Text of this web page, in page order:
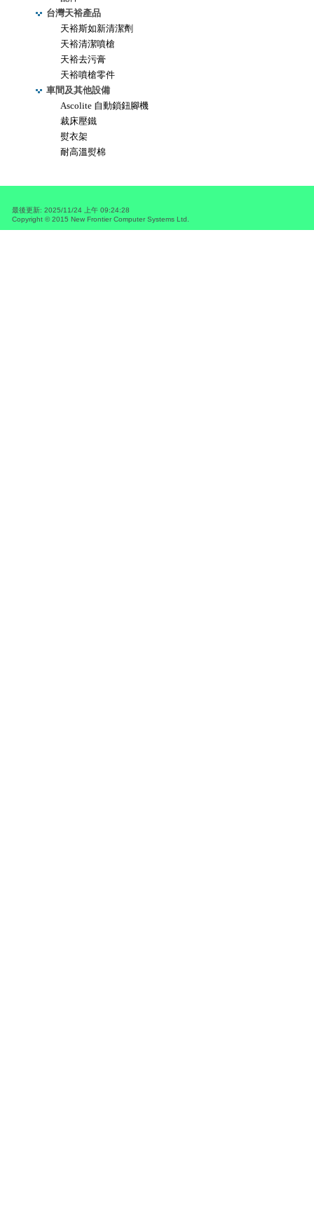
台灣天裕產品
天裕斯如新清潔劑
天裕清潔噴槍
天裕去污膏
天裕噴槍零件
車間及其他設備
Ascolite 自動鎖鈕腳機
裁床壓鐵
熨衣架
耐高溫熨棉
最後更新: 2025/11/24 上午 09:24:28
Copyright © 2015 New Frontier Computer Systems Ltd.